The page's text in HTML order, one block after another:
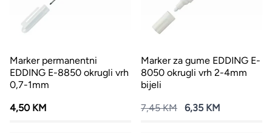
Marker permanentni
EDDING E-8850 okrugli vrh
0,7-1mm
4,50 KM
Marker za gume EDDING E-
8050 okrugli vrh 2-4mm
bijeli
7,45 KM
6,35 KM